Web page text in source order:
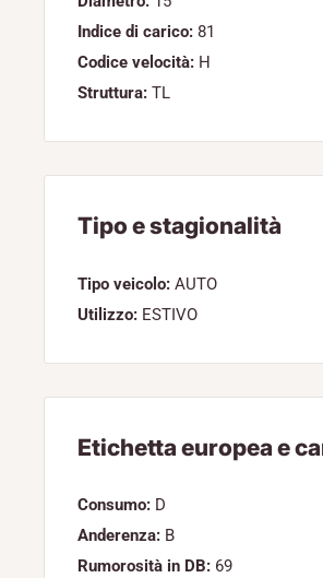
Indice di carico: 81
Codice velocità: H
Struttura: TL
Tipo e stagionalità
Tipo veicolo: AUTO
Utilizzo: ESTIVO
Etichetta europea e
Consumo: D
Anderenza: B
Rumorosità in DB: 69